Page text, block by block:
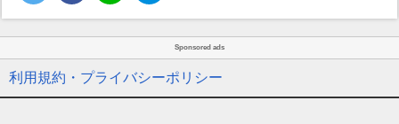
Sponsored ads
利用規約・プライバシーポリシー